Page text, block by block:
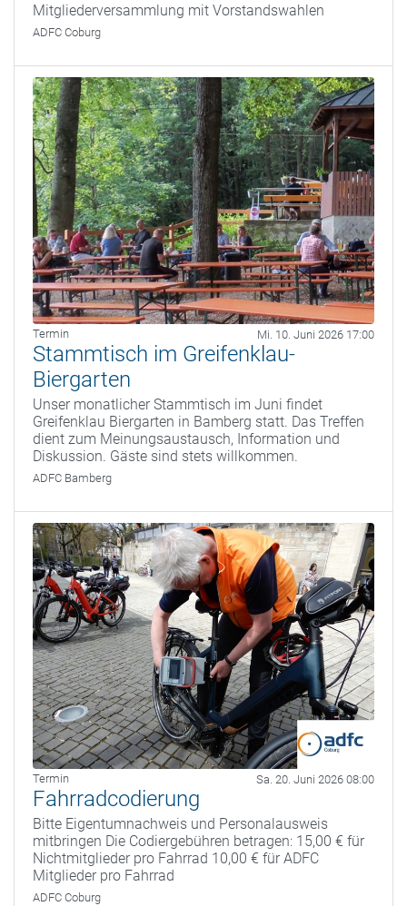
Mitgliederversammlung mit Vorstandswahlen
ADFC Coburg
Termin Mi. 10. Juni 2026 17:00
Stammtisch im Greifenklau-
Biergarten
Unser monatlicher Stammtisch im Juni findet
Greifenklau Biergarten in Bamberg statt. Das Treffen
dient zum Meinungsaustausch, Information und
Diskussion. Gäste sind stets willkommen.
ADFC Bamberg
Termin Sa. 20. Juni 2026 08:00
Fahrradcodierung
Bitte Eigentumnachweis und Personalausweis
mitbringen Die Codiergebühren betragen: 15,00 € für
Nichtmitglieder pro Fahrrad 10,00 € für ADFC
Mitglieder pro Fahrrad
ADFC Coburg